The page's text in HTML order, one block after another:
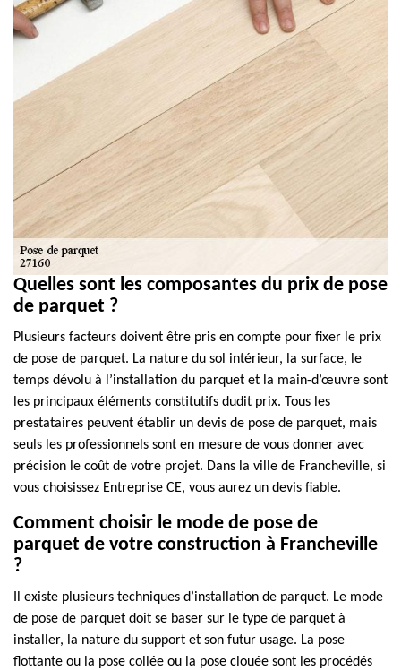
Quelles sont les composantes du prix de pose
de parquet ?
Plusieurs facteurs doivent être pris en compte pour fixer le prix
de pose de parquet. La nature du sol intérieur, la surface, le
temps dévolu à l’installation du parquet et la main-d’œuvre sont
les principaux éléments constitutifs dudit prix. Tous les
prestataires peuvent établir un devis de pose de parquet, mais
seuls les professionnels sont en mesure de vous donner avec
précision le coût de votre projet. Dans la ville de Francheville, si
vous choisissez Entreprise CE, vous aurez un devis fiable.
Comment choisir le mode de pose de
parquet de votre construction à Francheville
?
Il existe plusieurs techniques d’installation de parquet. Le mode
de pose de parquet doit se baser sur le type de parquet à
installer, la nature du support et son futur usage. La pose
flottante ou la pose collée ou la pose clouée sont les procédés